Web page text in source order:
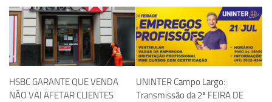
HSBC GARANTE QUE VENDA
NÃO VAI AFETAR CLIENTES
UNINTER Campo Largo:
Transmissão da 2ª FEIRA DE